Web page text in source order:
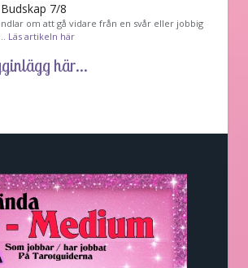
7/8
om att gå vidare från en svår eller jobbig
Läs artikeln här
här...